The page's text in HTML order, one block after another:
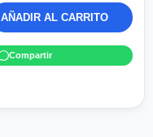
AÑADIR AL CARRITO
Compartir